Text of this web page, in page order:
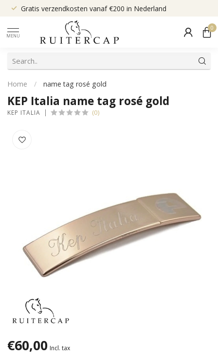
Gratis verzendkosten vanaf €200 in Nederland
MENU
0
Home / name tag rosé gold
KEP Italia name tag rosé gold
KEP ITALIA (0)
€60,00 Incl. tax